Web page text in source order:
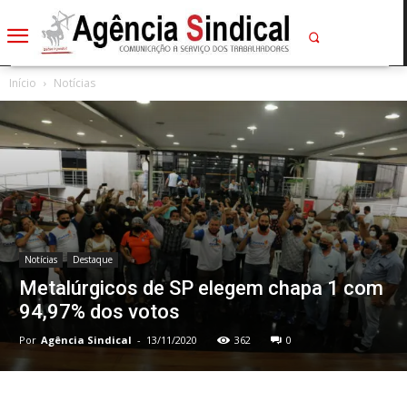
Início Notícias
Notícias Destaque
Metalúrgicos de SP elegem chapa 1 com
94,97% dos votos
Por Agência Sindical - 13/11/2020 362 0